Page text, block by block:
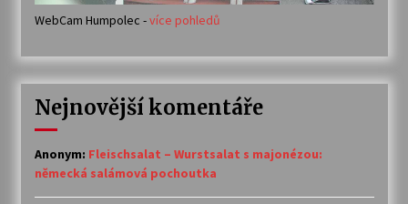
WebCam Humpolec -více pohledů
Nejnovější komentáře
Anonym: Fleischsalat – Wurstsalat s majonézou:
německá salámová pochoutka